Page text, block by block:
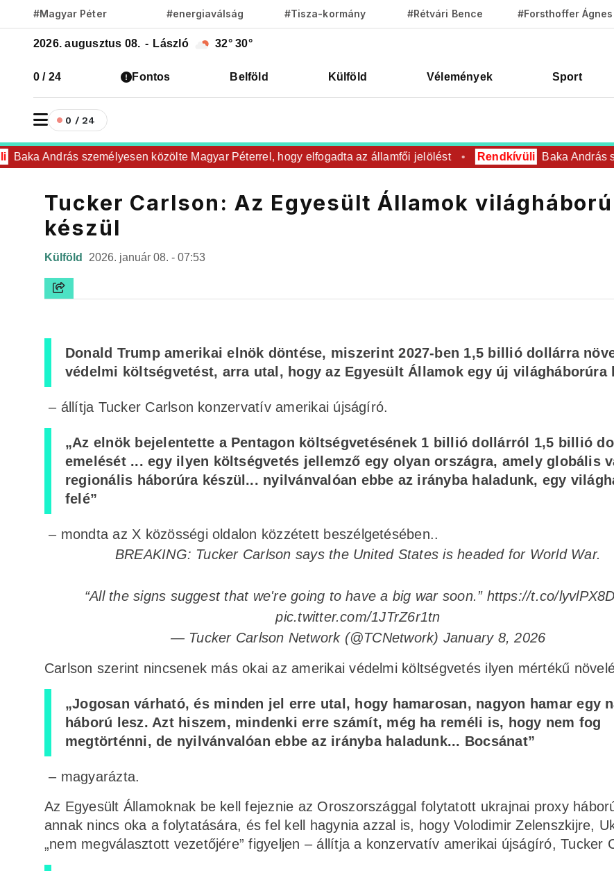
#Magyar Péter #energiaválság #Tisza-kormány #Rétvári Bence #Forsthoffer Ágnes
2026. augusztus 08. - László 32° 30°
0 / 24 Fontos Belföld Külföld Vélemények Sport
0 / 24
András személyesen közölte Magyar Péterrel, hogy elfogadta az államfői jelölést Rendkívüli Baka András
Tucker Carlson: Az Egyesült Államok
készül
Külföld 2026. január 08. - 07:53
Donald Trump amerikai elnök döntése, miszerint 2027-ben 1,5 billió dollárra
védelmi költségvetést, arra utal, hogy az Egyesült Államok egy új világháborúra
– állítja Tucker Carlson konzervatív amerikai újságíró.
„Az elnök bejelentette a Pentagon költségvetésének 1 billió dollárról 1,5 billió
emelését ... egy ilyen költségvetés jellemző egy olyan országra, amely globális
regionális háborúra készül... nyilvánvalóan ebbe az irányba haladunk, egy
felé”
– mondta az X közösségi oldalon közzétett beszélgetésében..
BREAKING: Tucker Carlson says the United States is headed for World War.
“All the signs suggest that we're going to have a big war soon.” https://t.co/
pic.twitter.com/1JTrZ6r1tn
— Tucker Carlson Network (@TCNetwork) January 8, 2026
Carlson szerint nincsenek más okai az amerikai védelmi költségvetés ilyen mértékű
„Jogosan várható, és minden jel erre utal, hogy hamarosan, nagyon hamar egy
háború lesz. Azt hiszem, mindenki erre számít, még ha reméli is, hogy nem fog
megtörténni, de nyilvánvalóan ebbe az irányba haladunk... Bocsánat”
– magyarázta.
Az Egyesült Államoknak be kell fejeznie az Oroszországgal folytatott ukrajnai proxy
annak nincs oka a folytatására, és fel kell hagynia azzal is, hogy Volodimir Zelenszkijre,
„nem megválasztott vezetőjére” figyeljen – állítja a konzervatív amerikai újságíró, Tucker